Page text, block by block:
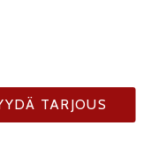
TARJOUS